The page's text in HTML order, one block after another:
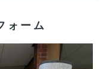
ォーム